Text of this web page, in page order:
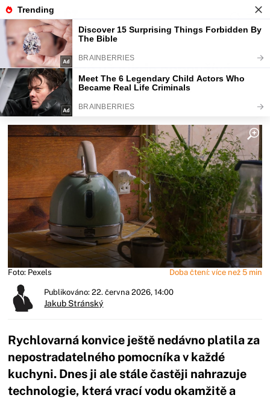
Fajntip.cz Magazín
Rychlovarné už nikdo nepoužívá.
Tady je věc, co je dokonale
nahrazuje
Foto: Pexels Doba čtení: více než 5 min
Publikováno: 22. června 2026, 14:00
Jakub Stránský
Rychlovarná konvice ještě nedávno platila za
nepostradatelného pomocníka v každé
kuchyni. Dnes ji ale stále častěji nahrazuje
technologie, která vrací vodu okamžitě a